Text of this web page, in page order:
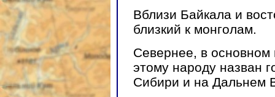
Вблизи Байкала и
близкий к монголам.
Севернее, в
этому народу назван
Сибири и на Дальнем